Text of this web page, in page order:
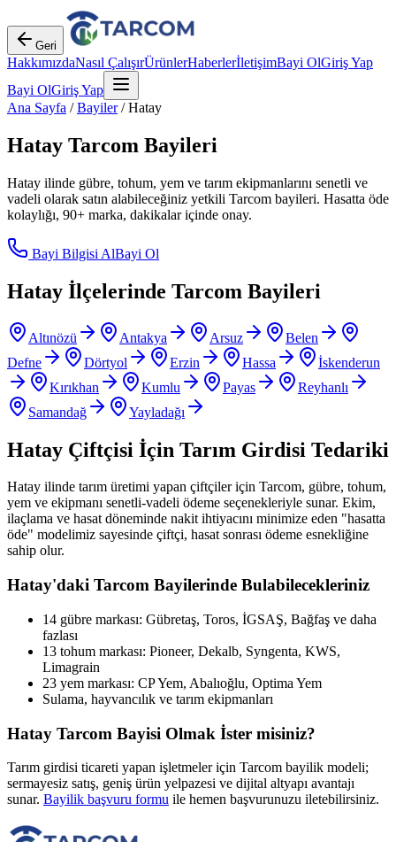
Geri
HakkımızdaNasıl ÇalışırÜrünlerHaberlerİletişimBayi OlGiriş Yap
Bayi OlGiriş Yap
Ana Sayfa /Bayiler/Hatay
Hatay Tarcom Bayileri
Hatay ilinde gübre, tohum, yem ve tarım ekipmanlarını senetli ve
vadeli olarak satın alabileceğiniz yetkili Tarcom bayileri. Hasatta öde
kolaylığı, 90+ marka, dakikalar içinde onay.
Bayi Bilgisi AlBayi Ol
Hatay İlçelerinde Tarcom Bayileri
Altınözü Antakya Arsuz
Belen
Defne
Dörtyol Erzin Hassa
İskenderun
Kırıkhan
Kumlu Payas
Reyhanlı
Samandağ
Yayladağı
Hatay Çiftçisi İçin Tarım Girdisi Tedariki
Hatay ilinde tarım üretimi yapan çiftçiler için Tarcom, gübre, tohum,
yem ve ekipmanı senetli-vadeli ödeme seçenekleriyle sunar. Ekim,
ilaçlama ve hasat döneminde nakit ihtiyacını minimize eden "hasatta
öde" modelimiz sayesinde çiftçi, hasat sonrası ödeme esnekliğine
sahip olur.
Hatay'daki Tarcom Bayilerinde Bulabilecekleriniz
14 gübre markası: Gübretaş, Toros, İGSAŞ, Bağfaş ve daha
fazlası
13 tohum markası: Pioneer, Dekalb, Syngenta, KWS,
Limagrain
23 yem markası: CP Yem, Abalıoğlu, Optima Yem
Sulama, hayvancılık ve tarım ekipmanları
Hatay Tarcom Bayisi Olmak İster misiniz?
Tarım girdisi ticareti yapan işletmeler için Tarcom bayilik modeli;
sermayesiz satış, geniş ürün yelpazesi ve dijital altyapı avantajı
sunar. Bayilik başvuru formu ile hemen başvurunuzu iletebilirsiniz.